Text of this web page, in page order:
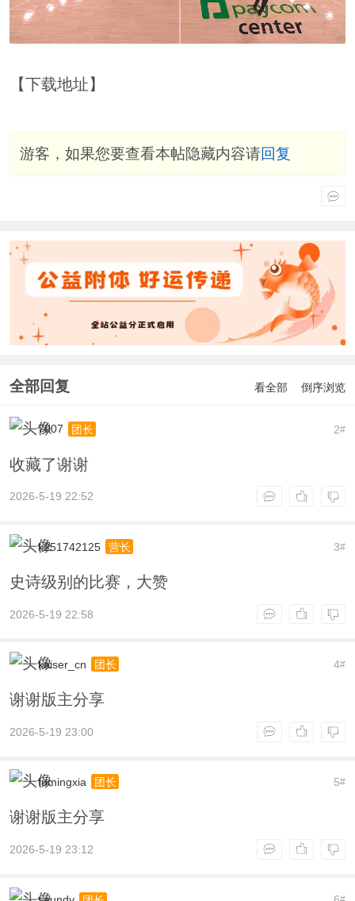
【下载地址】
游客，如果您要查看本帖隐藏内容请回复
全部回复 看全部 倒序浏览
2#
7007 团长
收藏了谢谢
2026-5-19 22:52
3#
k251742125 营长
史诗级别的比赛，大赞
2026-5-19 22:58
4#
kaiser_cn 团长
谢谢版主分享
2026-5-19 23:00
5#
fumingxia 团长
谢谢版主分享
2026-5-19 23:12